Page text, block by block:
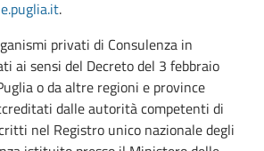
.
privati di Consulenza in
ai sensi del Decreto del 3 febbraio
o da altre regioni e province
dalle autorità competenti di
nel Registro unico nazionale degli